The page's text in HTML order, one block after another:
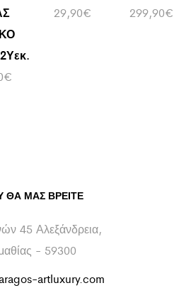
€
29,90€
299,90€
ΘΑ ΜΑΣ ΒΡΕΊΤΕ
45 Αλεξάνδρεια,
- 59300
artluxury.com